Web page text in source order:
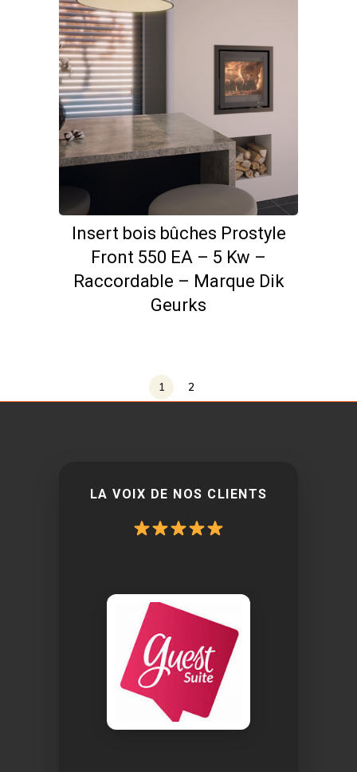
Insert bois bûches Prostyle
Front 550 EA – 5 Kw –
Raccordable – Marque Dik
Geurks
1 2
LA VOIX DE NOS CLIENTS